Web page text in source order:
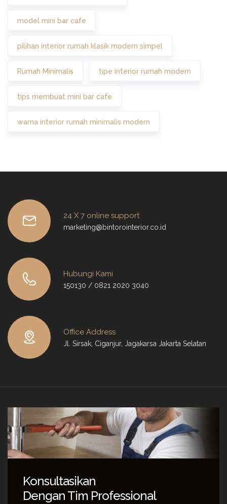
model mini bar cafe
pilihan interior rumah klasik modern simpel
Rumah Minimalis tipe interior rumah modern
tips membuat mini bar cafe
warna interior rumah minimalis modern
24 X 7 online support
marketing@bintorointerior.co.id
Hubungi Kami
150130 / 0821 2020 3040
Office Address
Jl. Sirsak, Ciganjur, Jagakarsa Jakarta Selatan
Konsultasikan
Dengan Tim Professional